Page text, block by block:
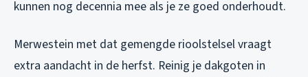
kunnen nog decennia mee als je ze goed onderhoudt.
Merwestein met dat gemengde rioolstelsel vraagt
extra aandacht in de herfst. Reinig je dakgoten in